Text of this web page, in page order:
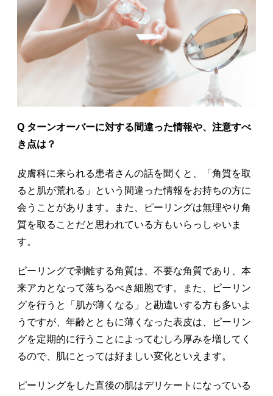
Q ターンオーバーに対する間違った情報や、注意すべ
き点は？
皮膚科に来られる患者さんの話を聞くと、「角質を取
ると肌が荒れる」という間違った情報をお持ちの方に
会うことがあります。また、ピーリングは無理やり角
質を取ることだと思われている方もいらっしゃいま
す。
ピーリングで剥離する角質は、不要な角質であり、本
来アカとなって落ちるべき細胞です。また、ピーリン
グを行うと「肌が薄くなる」と勘違いする方も多いよ
うですが、年齢とともに薄くなった表皮は、ピーリン
グを定期的に行うことによってむしろ厚みを増してく
るので、肌にとっては好ましい変化といえます。
ピーリングをした直後の肌はデリケートになっている